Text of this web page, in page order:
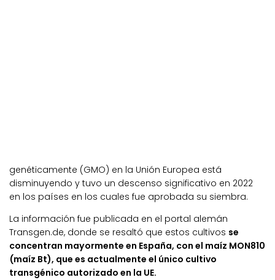
genéticamente (GMO) en la Unión Europea está
disminuyendo y tuvo un descenso significativo en 2022
en los países en los cuales fue aprobada su siembra.
La información fue publicada en el portal alemán
Transgen.de, donde se resaltó que estos cultivos se
concentran mayormente en España, con el maíz MON810
(maíz Bt), que es actualmente el único cultivo
transgénico autorizado en la UE.